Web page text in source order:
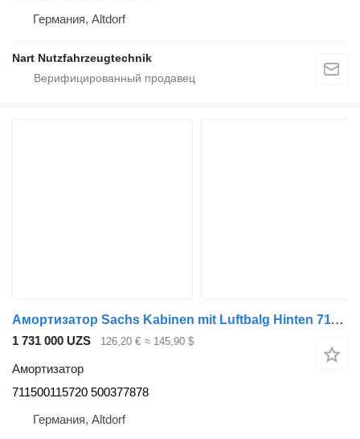
Германия, Altdorf
Nart Nutzfahrzeugtechnik
Амортизатор Sachs Kabinen mit Luftbalg Hinten 711500115720 для тягача IVECO Euro-Star
1 731 000 UZS 126,20 € ≈ 145,90 $
Амортизатор
711500115720 500377878
Германия, Altdorf